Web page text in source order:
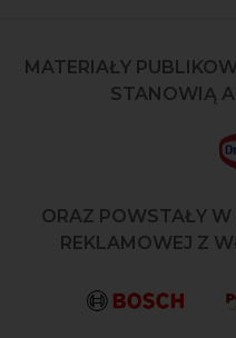
MATERIAŁY
STANOWIĄ
ORAZ POWSTAŁY
REKLAMOWEJ Z